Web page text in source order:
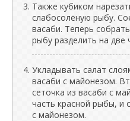
Также кубиком
слабосолёную рыбу.
васаби. Теперь
рыбу разделить на две
Укладывать салат
васаби с майонезом.
сеточка из васаби с
часть красной рыбы, и
с майонезом.